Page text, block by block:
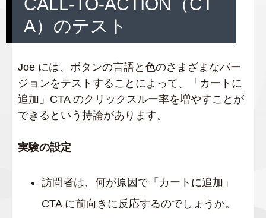
CALL-TO-ACTION（CT
A）のテスト
Joe には、ボタンの言語と色のさまざまなバー
ジョンをテストすることによって、「カートに
追加」CTA のクリックスルー率を増やすことが
できるという持論があります。
実験の設定
訪問者は、何が原因で「カートに追加」
CTA に前向きに反応するのでしょうか。